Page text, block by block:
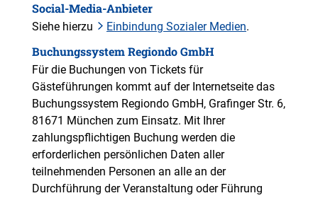
Social-Media-Anbieter
Siehe hierzu Einbindung Sozialer Medien.
Buchungssystem Regiondo GmbH
Für die Buchungen von Tickets für
Gästeführungen kommt auf der Internetseite das
Buchungssystem Regiondo GmbH, Grafinger Str. 6,
81671 München zum Einsatz. Mit Ihrer
zahlungspflichtigen Buchung werden die
erforderlichen persönlichen Daten aller
teilnehmenden Personen an alle an der
Durchführung der Veranstaltung oder Führung